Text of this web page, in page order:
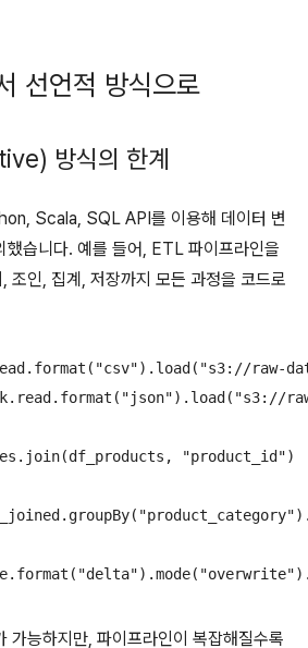
선언적 방식으로
방식의 한계
Scala, SQL API를 이용해 데이터 변
했습니다. 예를 들어, ETL 파이프라인을
조인, 집계, 저장까지 모든 과정을 코드로
raw-
"product_id")
가능하지만, 파이프라인이 복잡해질수록